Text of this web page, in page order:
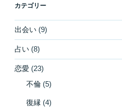
カテゴリー
出会い (9)
占い (8)
恋愛 (23)
不倫 (5)
復縁 (4)